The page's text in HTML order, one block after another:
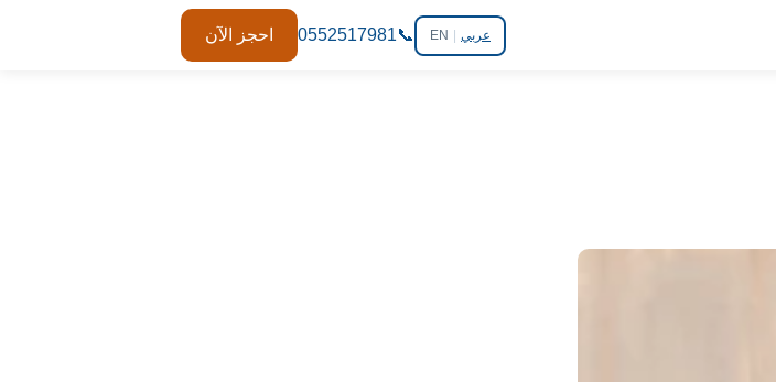
عربي |
EN
📞
0552517981 احجز الآن